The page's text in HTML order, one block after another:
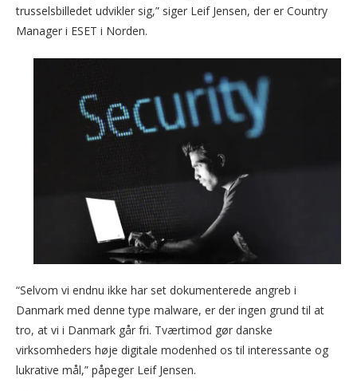
trusselsbilledet udvikler sig,” siger Leif Jensen, der er Country
Manager i ESET i Norden.
“Selvom vi endnu ikke har set dokumenterede angreb i
Danmark med denne type malware, er der ingen grund til at
tro, at vi i Danmark går fri. Tværtimod gør danske
virksomheders høje digitale modenhed os til interessante og
lukrative mål,” påpeger Leif Jensen.